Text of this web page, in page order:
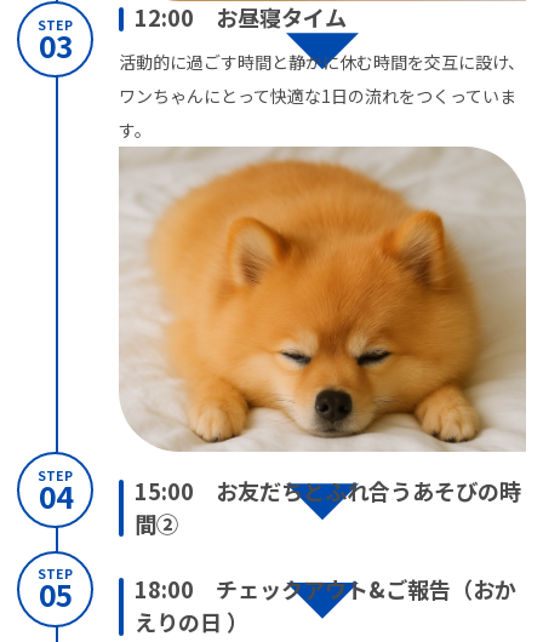
STEP
03
12:00 お昼寝タイム
活動的に過ごす時間と静かに休む時間を交互に設け、
ワンちゃんにとって快適な1日の流れをつくっていま
す。
STEP
04
15:00 お友だちとふれ合うあそびの時
間②
STEP
05
18:00 チェックアウト&ご報告（おか
えりの日 ）